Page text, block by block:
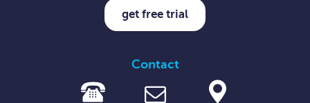
get free trial
Contact